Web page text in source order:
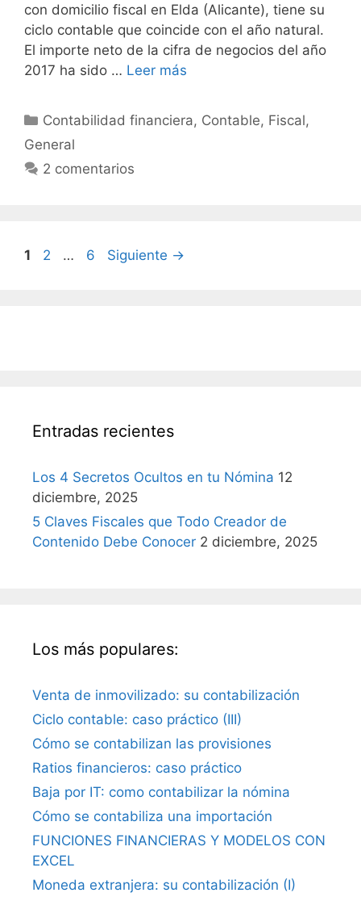
con domicilio fiscal en Elda (Alicante), tiene su
ciclo contable que coincide con el año natural.
El importe neto de la cifra de negocios del año
2017 ha sido … Leer más
Categorías
Contabilidad financiera, Contable, Fiscal,
General
2 comentarios
Página
1 Página
2 … Página
6 Siguiente →
Entradas recientes
Los 4 Secretos Ocultos en tu Nómina 12
diciembre, 2025
5 Claves Fiscales que Todo Creador de
Contenido Debe Conocer 2 diciembre, 2025
Los más populares:
Venta de inmovilizado: su contabilización
Ciclo contable: caso práctico (III)
Cómo se contabilizan las provisiones
Ratios financieros: caso práctico
Baja por IT: como contabilizar la nómina
Cómo se contabiliza una importación
FUNCIONES FINANCIERAS Y MODELOS CON
EXCEL
Moneda extranjera: su contabilización (I)